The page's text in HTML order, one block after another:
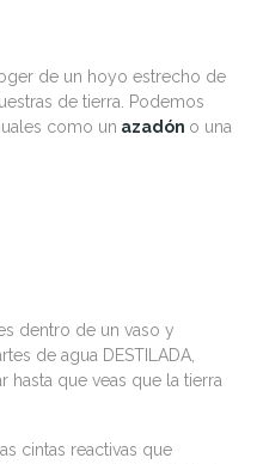
de un hoyo estrecho de
de tierra. Podemos
como un azadón o una
dentro de un vaso y
de agua DESTILADA,
que veas que la tierra
cintas reactivas que